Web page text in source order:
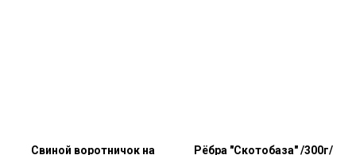
Свиной воротничок на
Рёбра "Скотобаза" /300г/